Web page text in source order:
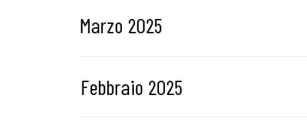
Marzo 2025
Febbraio 2025